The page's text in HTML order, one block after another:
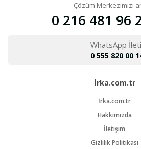
Çözüm Merkezimizi
0 216 481 96
WhatsApp
0 555 820 00
İrka.com.tr
İrka.com.tr
Hakkımızda
İletişim
Gizlilik Politikası